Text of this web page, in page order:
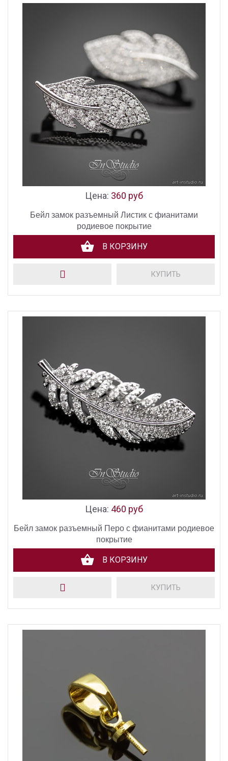
Цена: 360 руб
Бейл замок разъемный Листик с фианитами
родиевое покрытие
В КОРЗИНУ
КУПИТЬ
Цена: 460 руб
Бейл замок разъемный Перо с фианитами родиевое
покрытие
В КОРЗИНУ
КУПИТЬ